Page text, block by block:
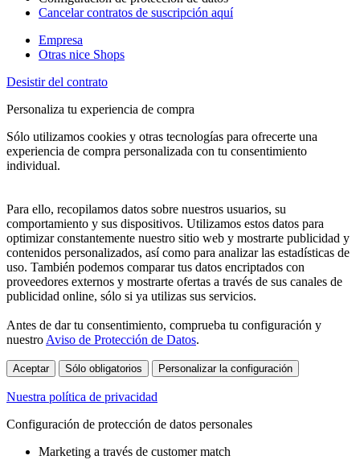
Cancelar contratos de suscripción aquí
Empresa
Otras nice Shops
Desistir del contrato
Personaliza tu experiencia de compra
Sólo utilizamos cookies y otras tecnologías para ofrecerte una
experiencia de compra personalizada con tu consentimiento
individual.
Para ello, recopilamos datos sobre nuestros usuarios, su
comportamiento y sus dispositivos. Utilizamos estos datos para
optimizar constantemente nuestro sitio web y mostrarte publicidad y
contenidos personalizados, así como para analizar las estadísticas de
uso. También podemos comparar tus datos encriptados con
proveedores externos y mostrarte ofertas a través de sus canales de
publicidad online, sólo si ya utilizas sus servicios.
Antes de dar tu consentimiento, comprueba tu configuración y
nuestro Aviso de Protección de Datos.
Aceptar Sólo obligatorios Personalizar la configuración
Nuestra política de privacidad
Configuración de protección de datos personales
Marketing a través de customer match